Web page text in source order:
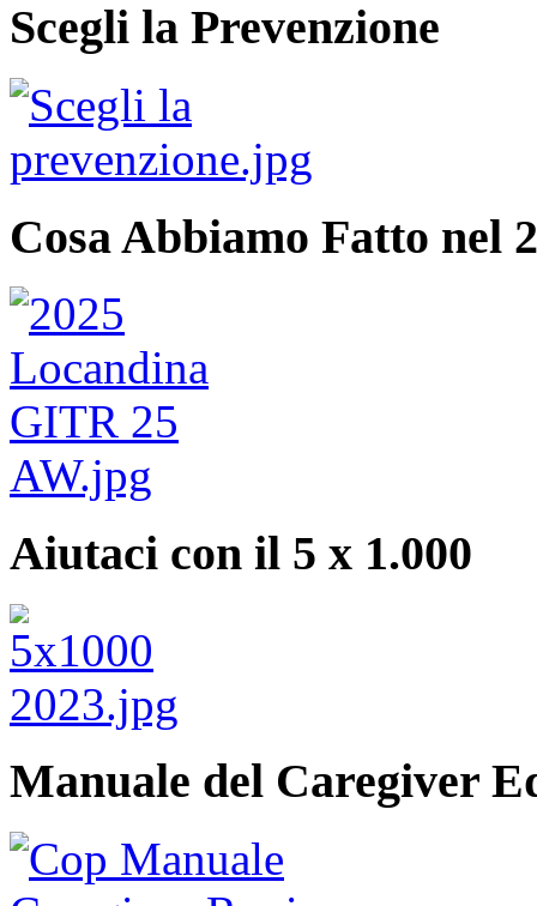
Scegli la Prevenzione
Cosa Abbiamo Fatto nel
Aiutaci con il 5 x 1.000
Manuale del Caregiver